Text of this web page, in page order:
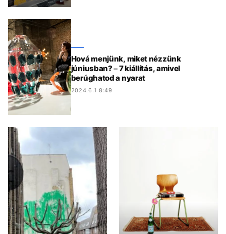
Hová menjünk, miket nézzünk
júniusban? – 7 kiállítás, amivel
berúghatod a nyarat
2024.6.1 8:49